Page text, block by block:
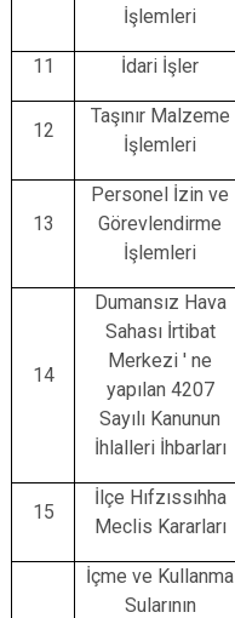
İşlemleri
11 İdari İşler
12
Taşınır Malzeme
İşlemleri
13
Personel İzin ve
Görevlendirme
İşlemleri
14
Dumansız Hava
Sahası İrtibat
Merkezi ' ne
yapılan 4207
Sayılı Kanunun
İhlalleri İhbarları
15
İlçe Hıfzıssıhha
Meclis Kararları
İçme ve Kullanma
Sularının